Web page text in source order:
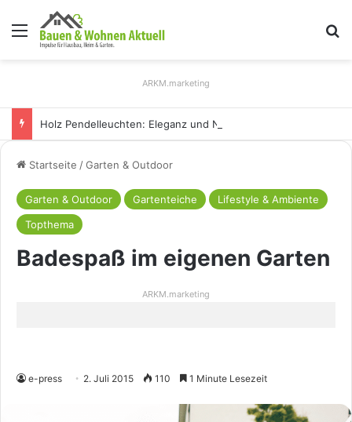
Menü
ARKM.marketing
Startseite /Garten & Outdoor
Garten & Outdoor Gartenteiche
Lifestyle & Ambiente
Topthema
Badespaß im eigenen Garten
ARKM.marketing
e-press 2. Juli 2015 110 1 Minute Lesezeit